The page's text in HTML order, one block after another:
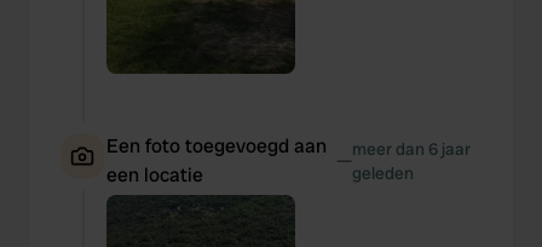
Een foto toegevoegd aan
een locatie
—meer dan 6 jaar
geleden